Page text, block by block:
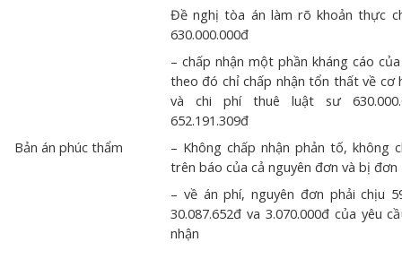
Đề nghị tòa án làm rõ khoản thực
630.000.000đ
Bản án phúc thẩm
– chấp nhận một phần kháng cáo
theo đó chỉ chấp nhận tổn thất về cơ
và chi phí thuê luật sư
652.191.309đ
– Không chấp nhận phản tố, không
trên báo của cả nguyên đơn và bị đơn
– về án phí, nguyên đơn phải chịu
30.087.652đ va 3.070.000đ của yêu
nhận